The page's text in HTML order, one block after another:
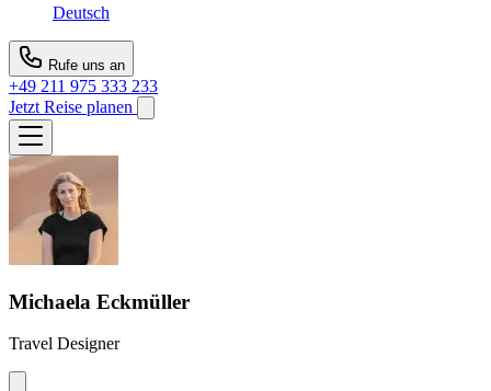
Deutsch
Rufe uns an
+49 211 975 333 233
Jetzt Reise planen
Michaela Eckmüller
Travel Designer